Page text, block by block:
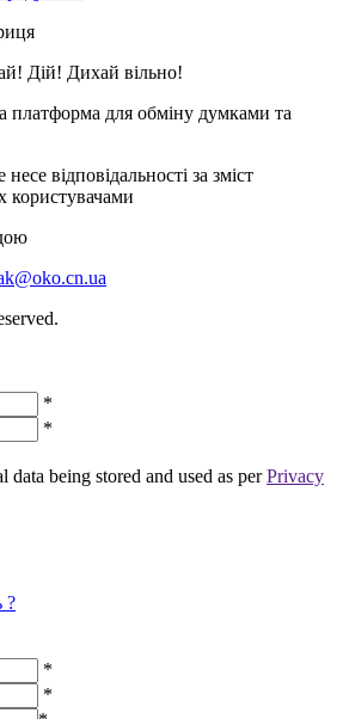
Дій! Дихай вільно!
платформа для обміну думками та
відповідальності за зміст
користувачами
*
*
data being stored and used as perPrivacy
?
*
*